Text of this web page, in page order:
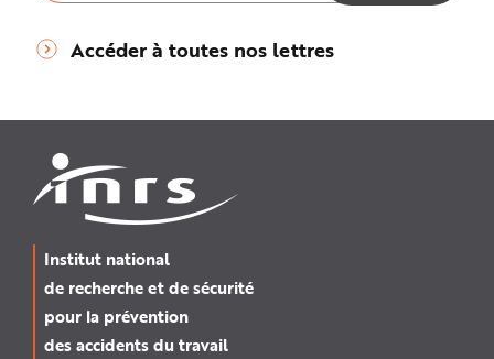
Accéder à toutes nos lettres
Institut national
de recherche et de sécurité
pour la prévention
des accidents du travail